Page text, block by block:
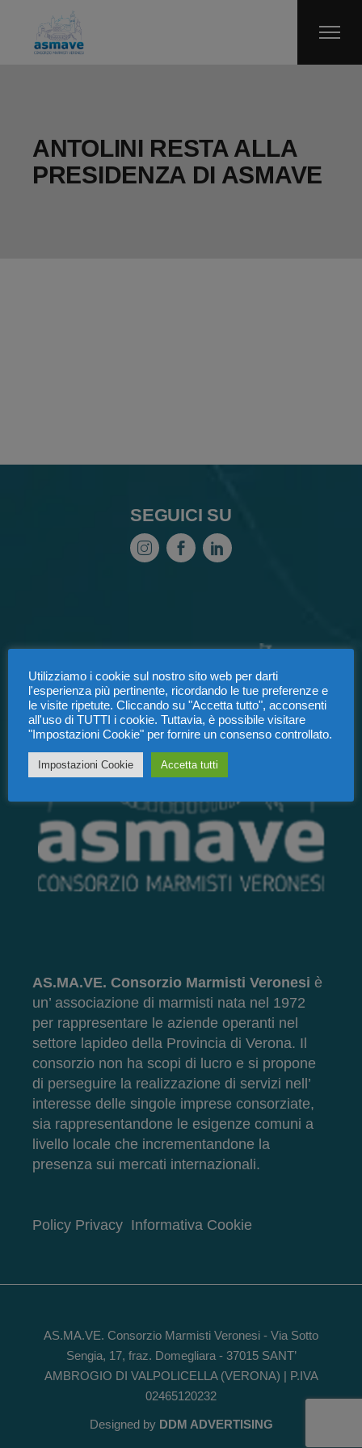
content
ANTOLINI RESTA ALLA
PRESIDENZA DI ASMAVE
SEGUICI SU
AS.MA.VE. Consorzio Marmisti Veronesi è
un’ associazione di marmisti nata nel 1972
per rappresentare le aziende operanti nel
settore lapideo della Provincia di Verona. Il
consorzio non ha scopi di lucro e si propone
di perseguire la realizzazione di servizi nell’
interesse delle singole imprese consorziate,
sia rappresentandone le esigenze comuni a
livello locale che incrementandone la
presenza sui mercati internazionali.
Policy Privacy Informativa Cookie
AS.MA.VE. Consorzio Marmisti Veronesi - Via Sotto
Sengia, 17, fraz. Domegliara - 37015 SANT’
AMBROGIO DI VALPOLICELLA (VERONA) | P.IVA
02465120232
Designed by DDM ADVERTISING
Utilizziamo i cookie sul nostro sito web per darti
l'esperienza più pertinente, ricordando le tue preferenze e
le visite ripetute. Cliccando su "Accetta tutto", acconsenti
all'uso di TUTTI i cookie. Tuttavia, è possibile visitare
"Impostazioni Cookie" per fornire un consenso controllato.
Impostazioni Cookie Accetta tutti